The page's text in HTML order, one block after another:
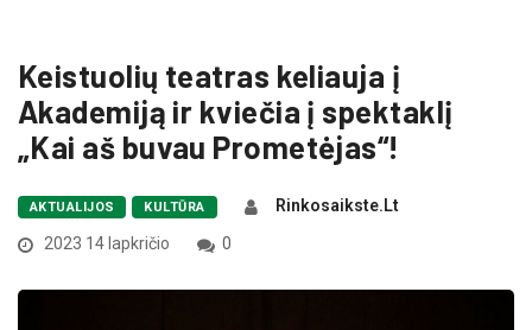
Keistuolių teatras keliauja į
Akademiją ir kviečia į spektaklį
„Kai aš buvau Prometėjas“!
AKTUALIJOS KULTŪRA
Rinkosaikste.lt
2023 14 lapkričio
0